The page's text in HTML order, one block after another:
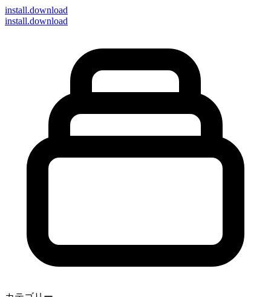
install.download
install.download